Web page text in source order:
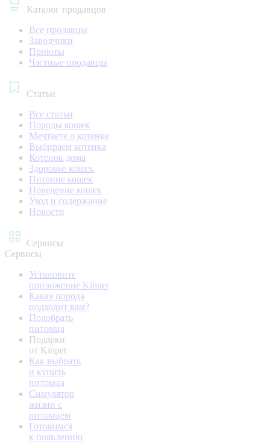
Каталог продавцов
Все продавцы
Заводчики
Приюты
Частные продавцы
Статьи
Все статьи
Породы кошек
Мечтаете о котенке
Выбираем котенка
Котенок дома
Здоровье кошек
Питание кошек
Поведение кошек
Уход и содержание
Новости
Сервисы
Сервисы
Установите
приложение Kinpet
Какая порода
подходит вам?
Подобрать
питомца
Подарки
от Kinpet
Как выбрать
и купить
питомца
Симулятор
жизни с
питомцем
Готовимся
к появлению